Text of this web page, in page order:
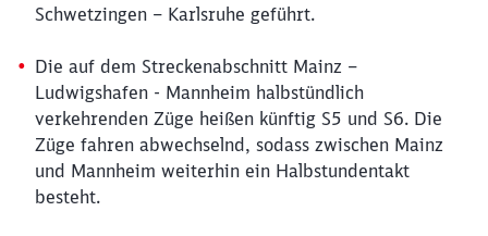
Schwetzingen – Karlsruhe geführt.
Die auf dem Streckenabschnitt Mainz –
Ludwigshafen - Mannheim halbstündlich
verkehrenden Züge heißen künftig S5 und S6. Die
Züge fahren abwechselnd, sodass zwischen Mainz
und Mannheim weiterhin ein Halbstundentakt
besteht.